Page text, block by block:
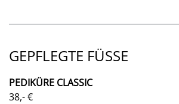
GEPFLEGTE FÜSSE
PEDIKÜRE CLASSIC
38,- €